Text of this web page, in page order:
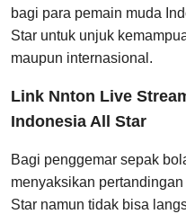
bagi para pemain muda
Star untuk unjuk
maupun internasional.
Link Nnton Live
Indonesia All Star
Bagi penggemar sepak
menyaksikan pertandingan
Star namun tidak bisa